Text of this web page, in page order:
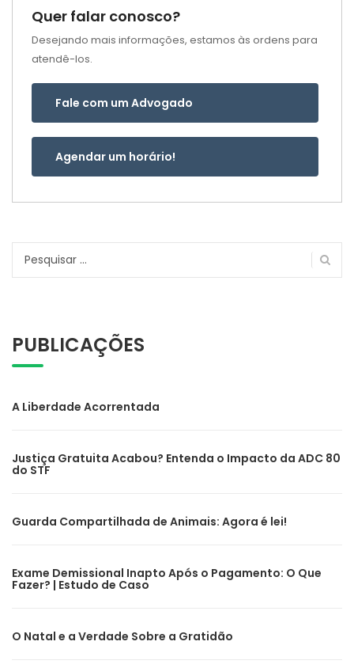
Quer falar conosco?
Desejando mais informações, estamos às ordens para
atendê-los.
Fale com um Advogado
Agendar um horário!
Pesquisar
PUBLICAÇÕES
A Liberdade Acorrentada
Justiça Gratuita Acabou? Entenda o Impacto da ADC 80
do STF
Guarda Compartilhada de Animais: Agora é lei!
Exame Demissional Inapto Após o Pagamento: O Que
Fazer? | Estudo de Caso
O Natal e a Verdade Sobre a Gratidão